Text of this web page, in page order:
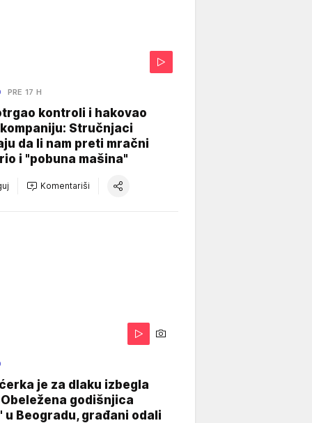
PRE 17 H
kontroli i hakovao
Stručnjaci
da li nam preti mračni
i "pobuna mašina"
Komentariši
je za dlaku izbegla
godišnjica
u Beogradu, građani odali